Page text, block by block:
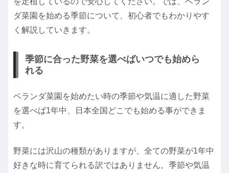
ダ菜園を始める季節について、初心者でもわかりやす
く解説していきます。
季節に合った野菜を選べばいつでも始めら
れる
ベランダ菜園を始めたい時の季節や気温に適した野菜
を選べば1年中、日本全国どこでも始める事ができま
す。
野菜には沢山の種類がありますが、全ての野菜が1年中
好きな時に育てられる訳ではありません。季節や気温